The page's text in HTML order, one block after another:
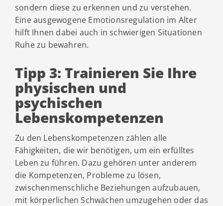
sondern diese zu erkennen und zu verstehen.
Eine ausgewogene Emotionsregulation im Alter
hilft Ihnen dabei auch in schwierigen Situationen
Ruhe zu bewahren.
Tipp 3: Trainieren Sie Ihre
physischen und
psychischen
Lebenskompetenzen
Zu den Lebenskompetenzen zählen alle
Fähigkeiten, die wir benötigen, um ein erfülltes
Leben zu führen. Dazu gehören unter anderem
die Kompetenzen, Probleme zu lösen,
zwischenmenschliche Beziehungen aufzubauen,
mit körperlichen Schwächen umzugehen oder das